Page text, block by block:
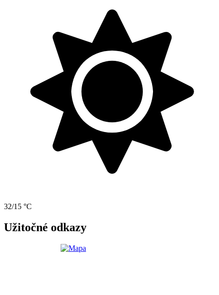
32/15 °C
Užitočné odkazy